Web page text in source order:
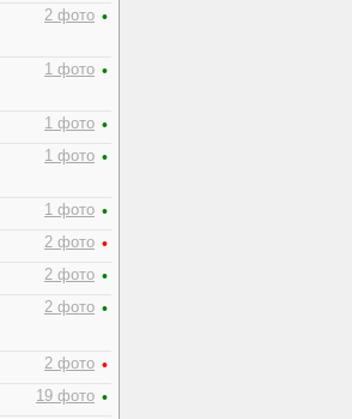
2 фото •
1 фото •
1 фото •
1 фото •
1 фото •
2 фото •
2 фото •
2 фото •
2 фото •
19 фото •